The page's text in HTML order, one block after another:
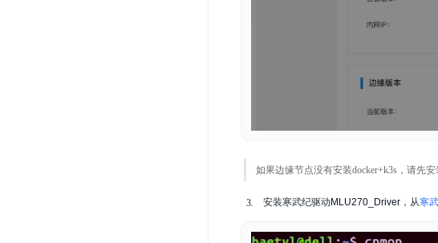
如果边缘节点没有安装docker+k3s，请先安
安装寒武纪驱动 MLU270_Driver ，从寒